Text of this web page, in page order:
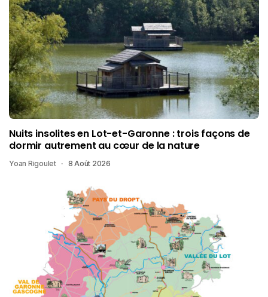
Nuits insolites en Lot-et-Garonne : trois façons de
dormir autrement au cœur de la nature
Yoan Rigoulet 8 Août 2026